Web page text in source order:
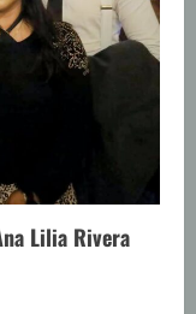
Lilia Rivera